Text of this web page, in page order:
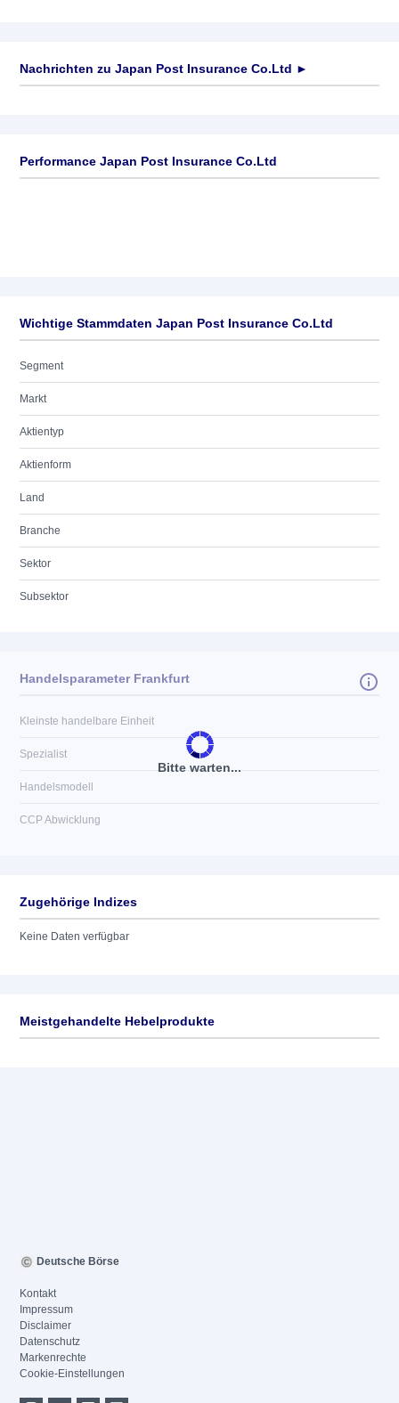
Nachrichten zu Japan Post Insurance Co.Ltd ►
Performance Japan Post Insurance Co.Ltd
Wichtige Stammdaten Japan Post Insurance Co.Ltd
Segment
Markt
Aktientyp
Aktienform
Land
Branche
Sektor
Subsektor
Bitte warten...
Handelsparameter Frankfurt
Kleinste handelbare Einheit
Spezialist
Handelsmodell
CCP Abwicklung
Zugehörige Indizes
Keine Daten verfügbar
Meistgehandelte Hebelprodukte
Deutsche Börse
Kontakt
Impressum
Disclaimer
Datenschutz
Markenrechte
Cookie-Einstellungen